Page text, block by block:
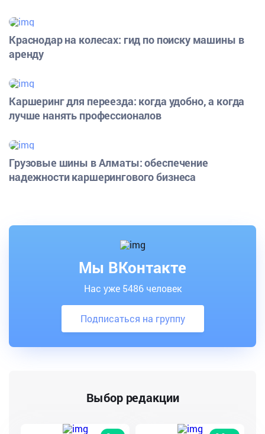
Краснодар на колесах: гид по поиску машины в
аренду
Каршеринг для переезда: когда удобно, а когда
лучше нанять профессионалов
Грузовые шины в Алматы: обеспечение
надежности каршерингового бизнеса
Мы ВКонтакте
Нас уже 5486 человек
Подписаться на группу
Выбор редакции